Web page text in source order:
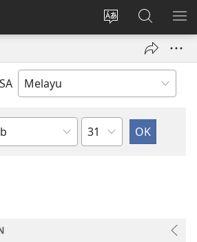
Tukar
bahasa
web
Log
Masuk
baharu)
Cari
JW.ORG
Bab